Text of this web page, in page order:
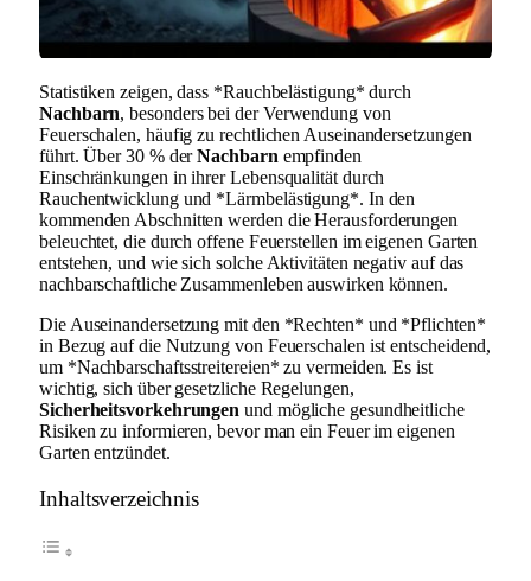
Statistiken zeigen, dass *Rauchbelästigung* durch
Nachbarn, besonders bei der Verwendung von
Feuerschalen, häufig zu rechtlichen Auseinandersetzungen
führt. Über 30 % derNachbarn empfinden
Einschränkungen in ihrer Lebensqualität durch
Rauchentwicklung und *Lärmbelästigung*. In den
kommenden Abschnitten werden die Herausforderungen
beleuchtet, die durch offene Feuerstellen im eigenen Garten
entstehen, und wie sich solche Aktivitäten negativ auf das
nachbarschaftliche Zusammenleben auswirken können.
Die Auseinandersetzung mit den *Rechten* und *Pflichten*
in Bezug auf die Nutzung von Feuerschalen ist entscheidend,
um *Nachbarschaftsstreitereien* zu vermeiden. Es ist
wichtig, sich über gesetzliche Regelungen,
Sicherheitsvorkehrungen und mögliche gesundheitliche
Risiken zu informieren, bevor man ein Feuer im eigenen
Garten entzündet.
Inhaltsverzeichnis